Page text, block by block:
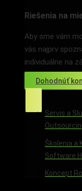
Riešenia na
Aby sme vám
vás najprv
individuálne na
Dohodnúť
Servis a
Školenia a
Software
Koncept